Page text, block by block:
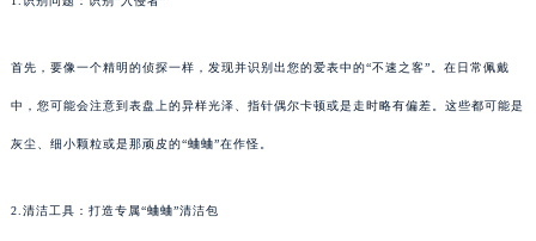
首先，要像一个精明的侦探一样，发现并识别出您的爱表中的“不速之客”。在日常佩戴
中，您可能会注意到表盘上的异样光泽、指针偶尔卡顿或是走时略有偏差。这些都可能是
灰尘、细小颗粒或是那顽皮的“蛐蛐”在作怪。
2.清洁工具：打造专属“蛐蛐”清洁包